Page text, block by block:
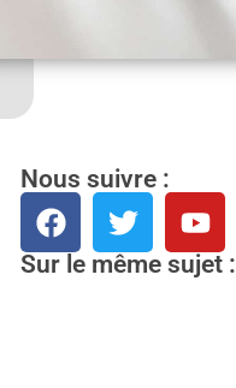
Nous suivre :
Sur le même sujet :